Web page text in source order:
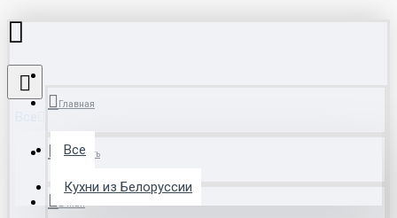
Все
Кухни из Белоруссии
Главная
Сравнить